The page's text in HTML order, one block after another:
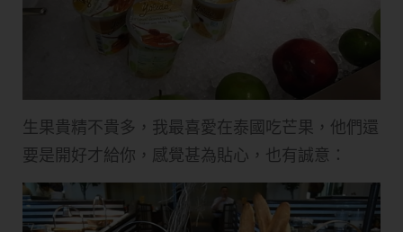
生果貴精不貴多，我最喜愛在泰國吃芒果，他們還
要是開好才給你，感覺甚為貼心，也有誠意：